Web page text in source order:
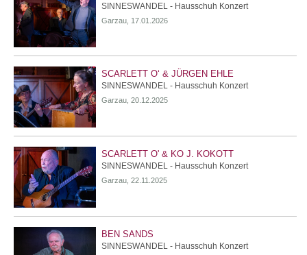
SINNESWANDEL - Hausschuh Konzert
Garzau, 17.01.2026
SCARLETT O‘ & JÜRGEN EHLE
SINNESWANDEL - Hausschuh Konzert
Garzau, 20.12.2025
SCARLETT O' & KO J. KOKOTT
SINNESWANDEL - Hausschuh Konzert
Garzau, 22.11.2025
BEN SANDS
SINNESWANDEL - Hausschuh Konzert